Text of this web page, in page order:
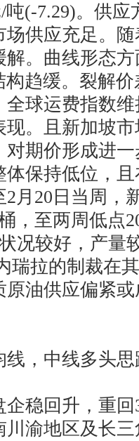
吨(-7.29)。供
供应充足。
。曲线形态
构趋缓。裂解
球运费指数
。且新加坡
期价形成进
保持低位，
月20日当周，
，至两周低点
况较好，产量
瑞拉的制裁在
油供应偏紧
，中线多头思
稳回升，重回
渝地区及长